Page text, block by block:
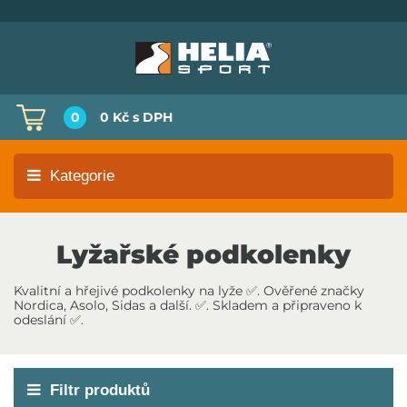
0 0 Kč s DPH
Kategorie
Lyžařské podkolenky
Kvalitní a hřejivé podkolenky na lyže ✅. Ověřené značky
Nordica, Asolo, Sidas a další. ✅. Skladem a připraveno k
odeslání ✅.
Filtr produktů